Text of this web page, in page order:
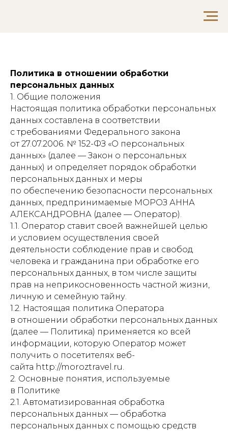
Политика в отношении обработки
персональных данных
1. Общие положения
Настоящая политика обработки персональных
данных составлена в соответствии
с требованиями Федерального закона
от 27.07.2006. № 152-ФЗ «О персональных
данных» (далее — Закон о персональных
данных) и определяет порядок обработки
персональных данных и меры
по обеспечению безопасности персональных
данных, предпринимаемые МОРОЗ АННА
АЛЕКСАНДРОВНА (далее — Оператор).
1.1. Оператор ставит своей важнейшей целью
и условием осуществления своей
деятельности соблюдение прав и свобод
человека и гражданина при обработке его
персональных данных, в том числе защиты
прав на неприкосновенность частной жизни,
личную и семейную тайну.
1.2. Настоящая политика Оператора
в отношении обработки персональных данных
(далее — Политика) применяется ко всей
информации, которую Оператор может
получить о посетителях веб-
сайта http://moroztravel.ru.
2. Основные понятия, используемые
в Политике
2.1. Автоматизированная обработка
персональных данных — обработка
персональных данных с помощью средств